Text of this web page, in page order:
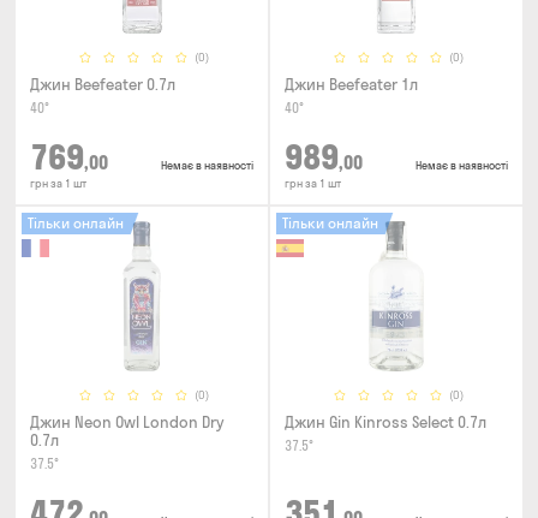
(0)
Джин Beefeater 0.7л
40°
769,00
грн за 1 шт
Немає в наявності
(0)
Джин Beefeater 1л
40°
989,00
грн за 1 шт
Немає в наявності
(0)
Тільки онлайн
Джин Neon Owl London Dry
0.7л
37.5°
(0)
Тільки онлайн
Джин Gin Kinross Select 0.7л
37.5°